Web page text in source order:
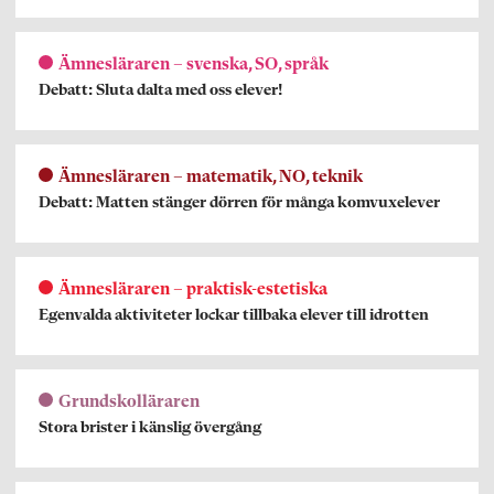
Ämnesläraren – svenska, SO, språk
Debatt: Sluta dalta med oss elever!
Ämnesläraren – matematik, NO, teknik
Debatt: Matten stänger dörren för många komvuxelever
Ämnesläraren – praktisk-estetiska
Egenvalda aktiviteter lockar tillbaka elever till idrotten
Grundskolläraren
Stora brister i känslig övergång